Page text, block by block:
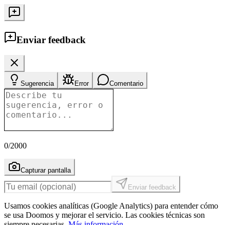
Enviar feedback
Sugerencia Error Comentario
0/2000
Capturar pantalla
Enviar feedback
Usamos cookies analíticas (Google Analytics) para entender cómo
se usa Doomos y mejorar el servicio. Las cookies técnicas son